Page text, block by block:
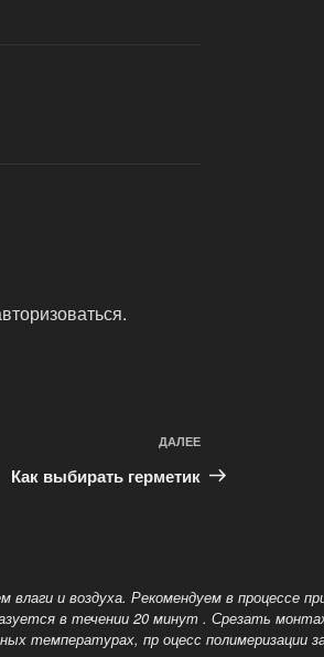
.
запись
ДАЛЕЕ
Как выбирать герметик
и воздуха. Рекомендуем в процессе
в течении 20 минут . Срезать
температурах, пр оцесс полимеризации